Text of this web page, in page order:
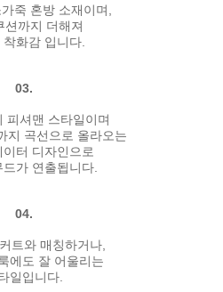
죽 혼방 소재이며,
션까지 더해져
착화감 입니다.
03.
피셔맨 스타일이며
지 곡선으로 올라오는
이터 디자인으로
가 연출됩니다.
04.
트와 매칭하거나,
에도 잘 어울리는
일입니다.